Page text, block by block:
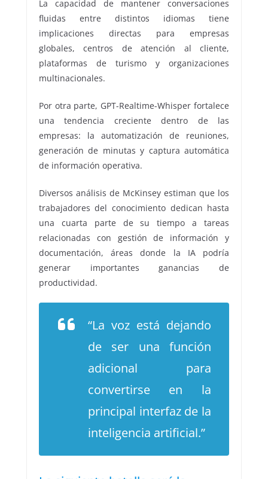
La capacidad de mantener conversaciones
fluidas entre distintos idiomas tiene
implicaciones directas para empresas
globales, centros de atención al cliente,
plataformas de turismo y organizaciones
multinacionales.
Por otra parte, GPT-Realtime-Whisper fortalece
una tendencia creciente dentro de las
empresas: la automatización de reuniones,
generación de minutas y captura automática
de información operativa.
Diversos análisis de McKinsey estiman que los
trabajadores del conocimiento dedican hasta
una cuarta parte de su tiempo a tareas
relacionadas con gestión de información y
documentación, áreas donde la IA podría
generar importantes ganancias de
productividad.
“La voz está dejando
de ser una función
adicional para
convertirse en la
principal interfaz de la
inteligencia artificial.”